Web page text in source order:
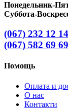
Понедельник-
Суббота-
(067) 232 12 14
(067) 582 69 69
Помощь
Оплата и
О нас
Контакти